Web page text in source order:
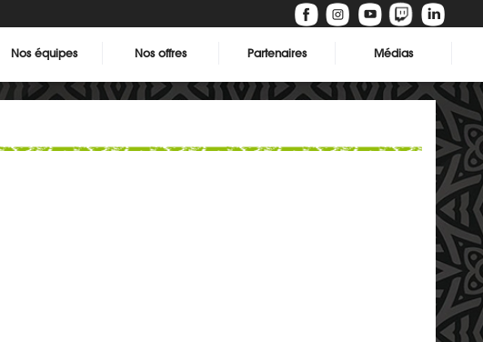
Nos équipes Nos offres Partenaires Médias